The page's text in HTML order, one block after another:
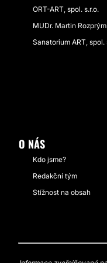
ORT-ART, spol. s.r.o.
MUDr. Martin Rozprým
Sanatorium ART, spol.
O NÁS
Kdo jsme?
Redakční tým
Stížnost na obsah